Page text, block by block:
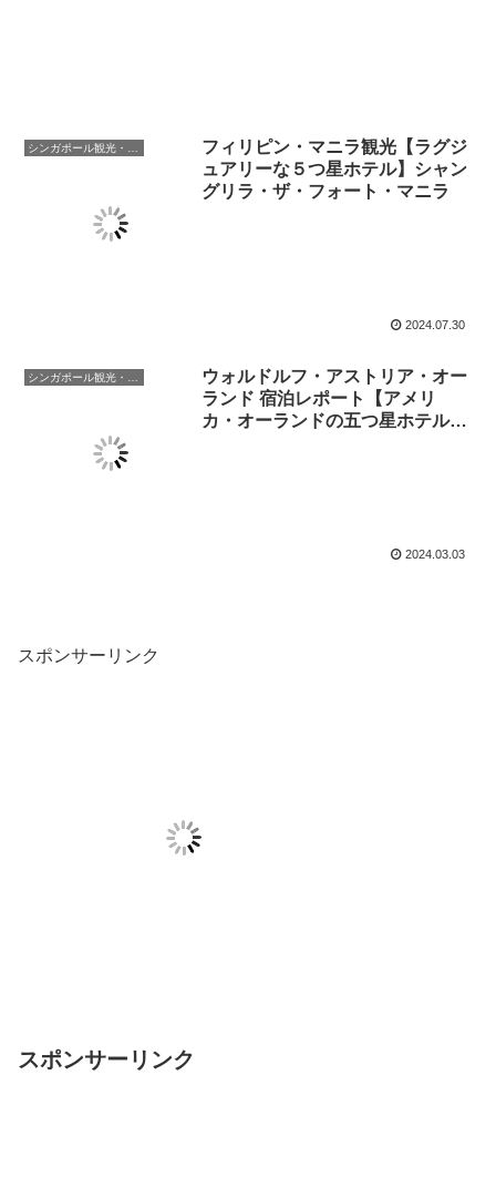
フィリピン・マニラ観光【ラグジ
ュアリーな５つ星ホテル】シャン
グリラ・ザ・フォート・マニラ
2024.07.30
ウォルドルフ・アストリア・オー
ランド 宿泊レポート【アメリ
カ・オーランドの五つ星ホテル】
2024.03.03
スポンサーリンク
スポンサーリンク